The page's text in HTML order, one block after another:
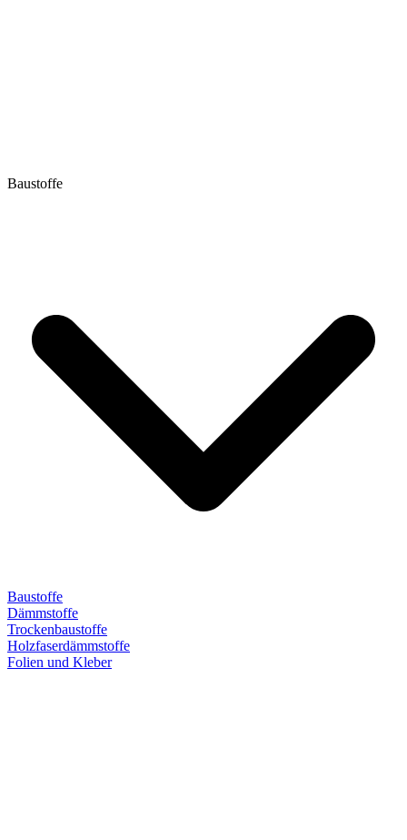
Baustoffe
Baustoffe
Dämmstoffe
Trockenbaustoffe
Holzfaserdämmstoffe
Folien und Kleber